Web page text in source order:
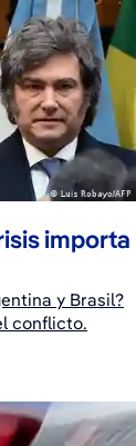
importa
y Brasil?
conflicto.